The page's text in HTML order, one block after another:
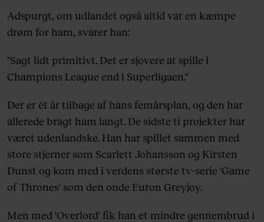
Adspurgt, om udlandet også altid var en kæmpe
drøm for ham, svarer han:
"Sagt lidt primitivt. Det er sjovere at spille i
Champions League end i Superligaen."
Der er ét år tilbage af hans femårsplan, og den har
allerede bragt ham langt. De sidste ti projekter har
været udenlandske. Han har spillet sammen med
store stjerner som Scarlett Johansson og Kirsten
Dunst og kom med i verdens største tv-serie 'Game
of Thrones' som den onde Euron Greyjoy.
Men med 'Overlord' fik han et mindre gennembrud i